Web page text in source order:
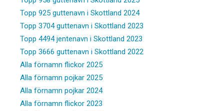
Topp 925 guttenavn i Skottland 2024
Topp 3704 guttenavn i Skottland 2023
Topp 4494 jentenavn i Skottland 2023
Topp 3666 guttenavn i Skottland 2022
Alla förnamn flickor 2025
Alla förnamn pojkar 2025
Alla förnamn pojkar 2024
Alla förnamn flickor 2023